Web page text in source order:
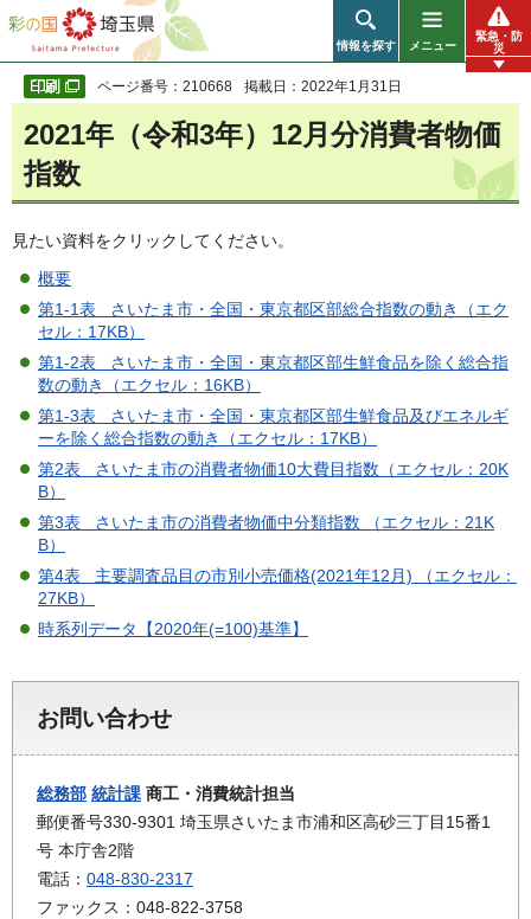
彩の国 埼玉県
情報を探す メニュー
緊急・防
災
ページ番号：210668 掲載日：2022年1月31日
2021年（令和3年）12月分消費者物価
指数
見たい資料をクリックしてください。
概要
第1-1表 さいたま市・全国・東京都区部総合指数の動き（エク
セル：17KB）
第1-2表 さいたま市・全国・東京都区部生鮮食品を除く総合指
数の動き（エクセル：16KB）
第1-3表 さいたま市・全国・東京都区部生鮮食品及びエネルギ
ーを除く総合指数の動き（エクセル：17KB）
第2表 さいたま市の消費者物価10大費目指数（エクセル：20K
B）
第3表 さいたま市の消費者物価中分類指数 （エクセル：21K
B）
第4表 主要調査品目の市別小売価格(2021年12月) （エクセル：
27KB）
時系列データ【2020年(=100)基準】
お問い合わせ
総務部 統計課 商工・消費統計担当
郵便番号330-9301 埼玉県さいたま市浦和区高砂三丁目15番1
号 本庁舎2階
電話： 048-830-2317
ファックス：048-822-3758